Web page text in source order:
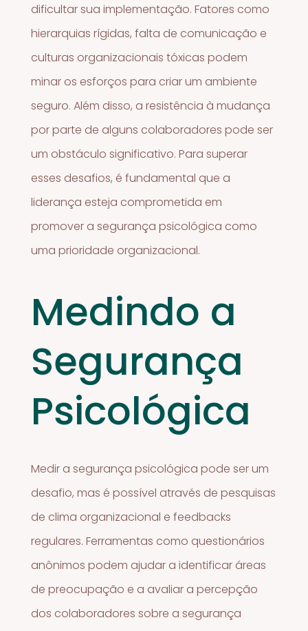
dificultar sua implementação. Fatores como
hierarquias rígidas, falta de comunicação e
culturas organizacionais tóxicas podem
minar os esforços para criar um ambiente
seguro. Além disso, a resistência à mudança
por parte de alguns colaboradores pode ser
um obstáculo significativo. Para superar
esses desafios, é fundamental que a
liderança esteja comprometida em
promover a segurança psicológica como
uma prioridade organizacional.
Medindo a
Segurança
Psicológica
Medir a segurança psicológica pode ser um
desafio, mas é possível através de pesquisas
de clima organizacional e feedbacks
regulares. Ferramentas como questionários
anônimos podem ajudar a identificar áreas
de preocupação e a avaliar a percepção
dos colaboradores sobre a segurança